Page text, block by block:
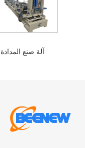
آلة صنع المدادة Z